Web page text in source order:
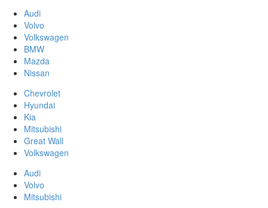
Audi
Volvo
Volkswagen
BMW
Mazda
Nissan
Chevrolet
Hyundai
Kia
Mitsubishi
Great Wall
Volkswagen
Audi
Volvo
Mitsubishi